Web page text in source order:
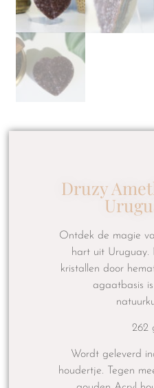
Druzy
Ontdek de magie
hart uit
kristallen door
agaatbasis
262
Wordt geleverd
houdertje. Tegen